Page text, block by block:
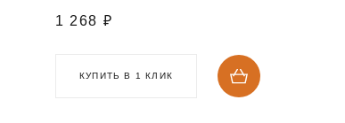
1 268 ₽
КУПИТЬ В 1 КЛИК